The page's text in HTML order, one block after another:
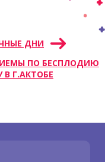
ДНИ
ПО БЕСПЛОДИЮ
Г.АКТОБЕ